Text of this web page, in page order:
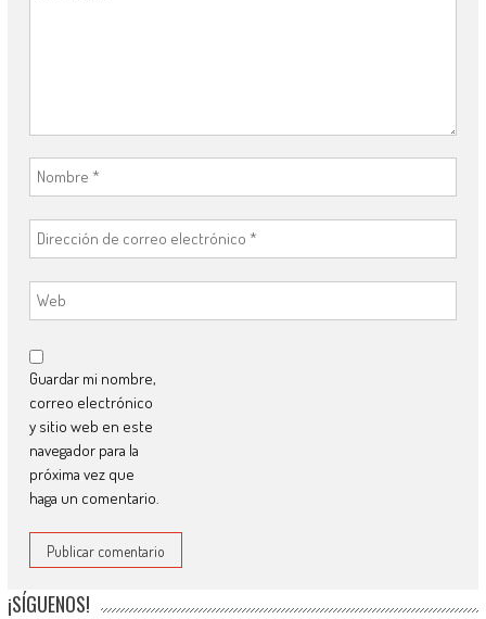
Guardar mi nombre,
correo electrónico
y sitio web en este
navegador para la
próxima vez que
haga un comentario.
¡SÍGUENOS!